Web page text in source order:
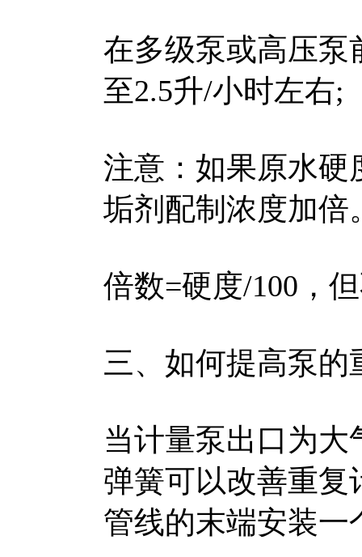
在多级泵或高压泵
至2.5升/小时左右;
注意：如果原水硬
垢剂配制浓度加倍
倍数=硬度/100，
三、如何提高泵的
当计量泵出口为
弹簧可以改善重复
管线的末端安装一